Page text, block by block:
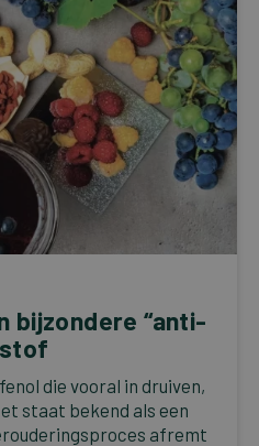
bijzondere “anti-
die vooral in druiven,
staat bekend als een
afremt